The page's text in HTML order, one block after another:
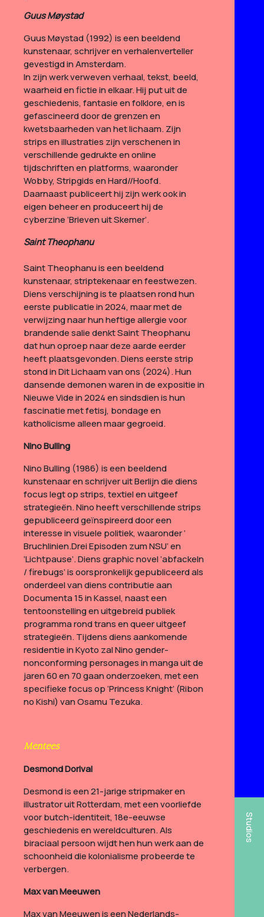
Guus Møystad
Guus Møystad (1992) is een beeldend
kunstenaar, schrijver en verhalenverteller
gevestigd in Amsterdam.
In zijn werk verweven verhaal, tekst, beeld,
waarheid en fictie in elkaar. Hij put uit de
geschiedenis, fantasie en folklore, en is
gefascineerd door de grenzen en
kwetsbaarheden van het lichaam.Zijn
strips en illustraties zijn verschenen in
verschillende gedrukte en online
tijdschriften en platforms, waaronder
Wobby, Stripgids en Hard//Hoofd.
Daarnaast publiceert hij zijn werk ook in
eigen beheer en produceert hij de
cyberzine ‘Brieven uit Skemer’.
Saint Theophanu
Saint Theophanu is een beeldend
kunstenaar, striptekenaar en feestwezen.
Diens verschijning is te plaatsen rond hun
eerste publicatie in 2024, maar met de
verwijzing naar hun heftige allergie voor
brandende salie denkt Saint Theophanu
dat hun oproep naar deze aarde eerder
heeft plaatsgevonden.Diens eerste strip
stond in Dit Lichaam van ons (2024). Hun
dansende demonen waren in de expositie in
Nieuwe Vide in 2024 en sindsdien is hun
fascinatie met fetisj, bondage en
katholicisme alleen maar gegroeid.
Nino Bulling
Nino Bulling (1986) is een beeldend
kunstenaar en schrijver uit Berlijn die diens
focus legt op strips, textiel en uitgeef
strategieën. Nino heeft verschillende strips
gepubliceerd geïnspireerd door een
interesse in visuele politiek, waaronder ‘
Bruchlinien.Drei Episoden zum NSU’ en
‘Lichtpause’. Diens graphic novel ‘abfackeln
/ firebugs’ is oorspronkelijk gepubliceerd als
onderdeel van diens contributie aan
Documenta 15 in Kassel, naast een
tentoonstelling en uitgebreid publiek
programma rond trans en queer uitgeef
strategieën. Tijdens diens aankomende
residentie in Kyoto zal Nino gender-
nonconforming personages in manga uit de
jaren 60 en 70 gaan onderzoeken, met een
specifieke focus op ‘Princess Knight’ (Ribon
no Kishi) van Osamu Tezuka.
Mentees
Desmond Dorival
Desmond is een 21-jarige stripmaker en
illustrator uit Rotterdam, met een voorliefde
voor butch-identiteit, 18e-eeuwse
geschiedenis en wereldculturen. Als
biraciaal persoon wijdt hen hun werk aan de
schoonheid die kolonialisme probeerde te
verbergen.
Max van Meeuwen
Max van Meeuwen is een Nederlands-
Studios